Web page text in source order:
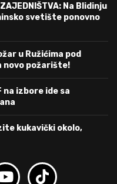
ZAJEDNIŠTVA: Na Blidinju
svetište ponovno
u Ružićima pod
novo požarište!
na izbore ide sa
kukavički okolo,